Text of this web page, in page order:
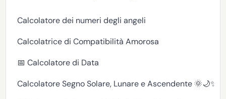
Calcolatore dei numeri degli angeli
Calcolatrice di Compatibilità Amorosa
📅 Calcolatore di Data
Calcolatore Segno Solare, Lunare e Ascendente 🌞🌙✨